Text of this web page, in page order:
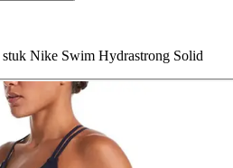
Nike Swim Hydrastrong Solid